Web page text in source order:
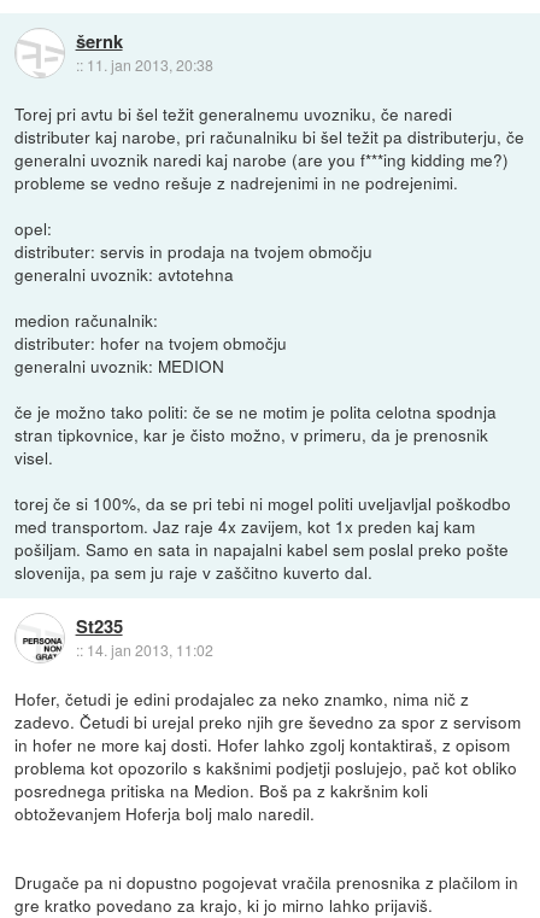
šernk
:: 11. jan 2013, 20:38
Torej pri avtu bi šel težit generalnemu uvozniku, če naredi
distributer kaj narobe, pri računalniku bi šel težit pa distributerju, če
generalni uvoznik naredi kaj narobe (are you f***ing kidding me?)
probleme se vedno rešuje z nadrejenimi in ne podrejenimi.
opel:
distributer: servis in prodaja na tvojem območju
generalni uvoznik: avtotehna
medion računalnik:
distributer: hofer na tvojem območju
generalni uvoznik: MEDION
če je možno tako politi: če se ne motim je polita celotna spodnja
stran tipkovnice, kar je čisto možno, v primeru, da je prenosnik
visel.
torej če si 100%, da se pri tebi ni mogel politi uveljavljal poškodbo
med transportom. Jaz raje 4x zavijem, kot 1x preden kaj kam
pošiljam. Samo en sata in napajalni kabel sem poslal preko pošte
slovenija, pa sem ju raje v zaščitno kuverto dal.
St235
:: 14. jan 2013, 11:02
Hofer, četudi je edini prodajalec za neko znamko, nima nič z
zadevo. Četudi bi urejal preko njih gre ševedno za spor z servisom
in hofer ne more kaj dosti. Hofer lahko zgolj kontaktiraš, z opisom
problema kot opozorilo s kakšnimi podjetji poslujejo, pač kot obliko
posrednega pritiska na Medion. Boš pa z kakršnim koli
obtoževanjem Hoferja bolj malo naredil.
Drugače pa ni dopustno pogojevat vračila prenosnika z plačilom in
gre kratko povedano za krajo, ki jo mirno lahko prijaviš.